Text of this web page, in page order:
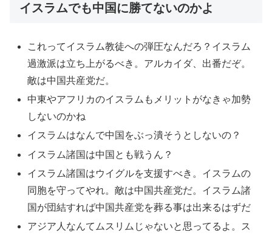
イスラムでも中国に勝てないのかよ
これってイスラム教徒への弾圧なんだろ？イスラム
過激派は立ち上がるべき。アルカイダ、出番だぞ。
敵は中国共産党だ。
中東やアフリカのイスラムもメリットがなきゃ加勢
しないのかね
イスラムはなんで中国をぶっ潰そうとしないの？
イスラム諸国は中国とも戦うん？
イスラム諸国はウイグルを支援すべき。イスラムの
同胞を守ってやれ。敵は中国共産党だ。イスラム諸
国が団結すれば中国共産党を葬る事は出来るはずだ
アジア人なんてムスリムじゃないと思ってるよ。ス